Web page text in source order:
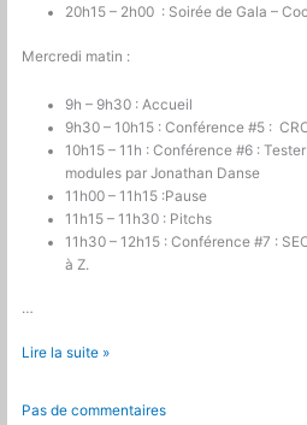
20h15 – 2h00 : Soirée de Gala –
Mercredi matin :
9h – 9h30 : Accueil
9h30 – 10h15 : Conférence #5 :
10h15 – 11h : Conférence #6 :
modules par Jonathan Danse
11h00 – 11h15 :Pause
11h15 – 11h30 : Pitchs
11h30 – 12h15 : Conférence #7 :
à Z.
…
FOP
à
Lire la suite »
Pas de commentaires